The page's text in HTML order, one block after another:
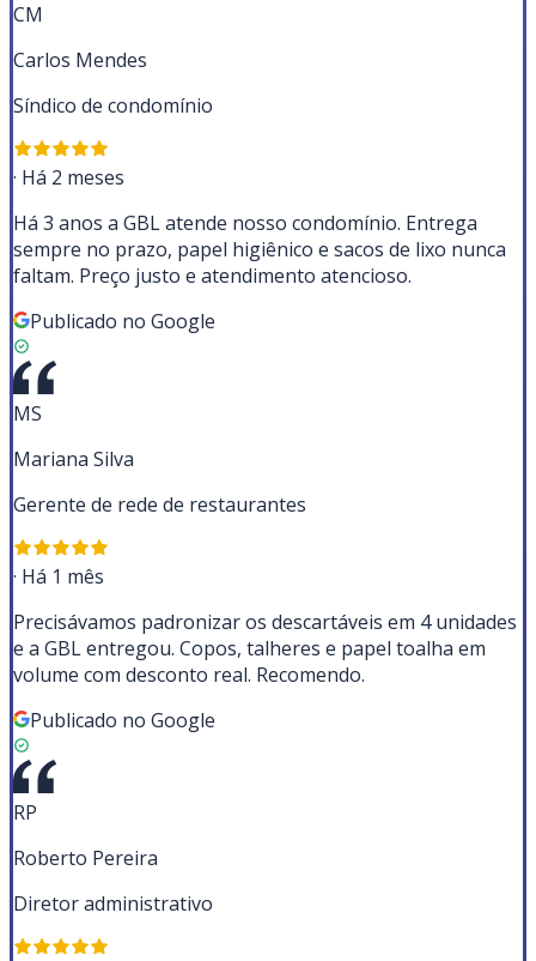
CM
Carlos Mendes
Síndico de condomínio
· Há 2 meses
Há 3 anos a GBL atende nosso condomínio. Entrega
sempre no prazo, papel higiênico e sacos de lixo nunca
faltam. Preço justo e atendimento atencioso.
Publicado no Google
MS
Mariana Silva
Gerente de rede de restaurantes
· Há 1 mês
Precisávamos padronizar os descartáveis em 4 unidades
e a GBL entregou. Copos, talheres e papel toalha em
volume com desconto real. Recomendo.
Publicado no Google
RP
Roberto Pereira
Diretor administrativo